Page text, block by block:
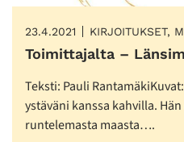
23.4.2021 KIRJOITUKSET,
Toimittajalta –
Teksti: Pauli
ystäväni kanssa kahvilla.
runtelemasta maasta….